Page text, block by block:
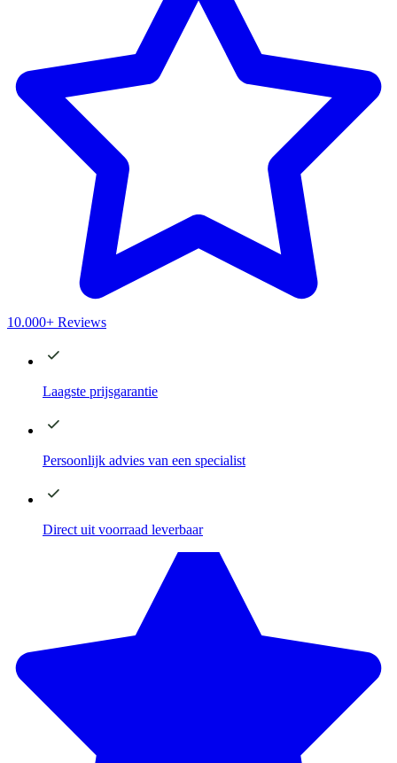
10.000+ Reviews
Laagste prijsgarantie
Persoonlijk advies van een specialist
Direct uit voorraad leverbaar